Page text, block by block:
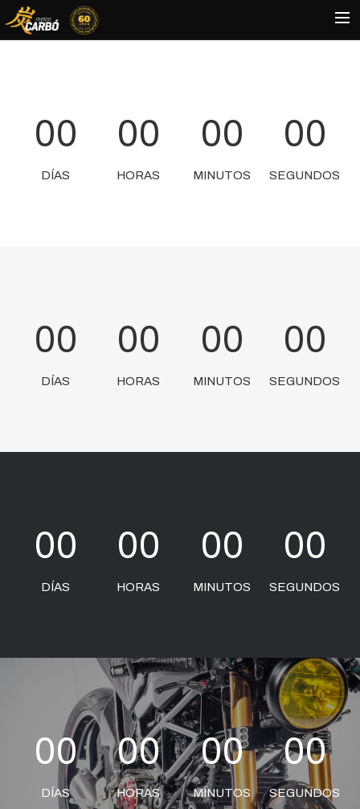
QUIÉNES SOMOS?
00
DÍAS
00
HORAS
00
MINUTOS
00
SEGUNDOS
00
DÍAS
00
HORAS
00
MINUTOS
00
SEGUNDOS
00
DÍAS
00
HORAS
00
MINUTOS
00
SEGUNDOS
00
DÍAS
00
HORAS
00
MINUTOS
00
SEGUNDOS